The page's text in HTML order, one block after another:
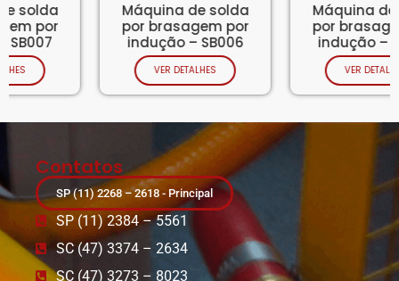
Máquina de solda
por brasagem por
indução – SB006
VER DETALHES
Máquina de solda
por brasagem por
indução – SB002
VER DETALHES
Contatos
SP (11) 2268 – 2618 - Principal
SP (11) 2384 – 5561
SC (47) 3374 – 2634
SC (47) 3273 – 8023